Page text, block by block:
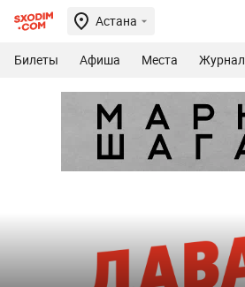
Астана
Билеты Афиша Места Журнал